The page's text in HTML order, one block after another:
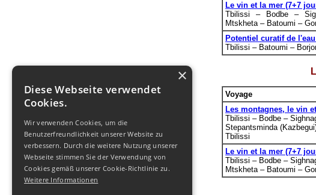
Le vin et la mer (7+7
Tbilissi – Bodbe –
Mtskheta – Batoumi –
Potentiel curatif de
Tbilissi – Batoumi –
Voyage
Les montagnes, le vin
Tbilissi – Bodbe –
Stepantsminda
Tbilissi
Le vin et la mer (7+7
Tbilissi – Bodbe –
Mtskheta – Batoumi –
×
Diese Webseite verwendet
Cookies.
Wir verwenden Cookies, um die
Benutzerfreundlichkeit unserer Website zu
verbessern. Durch die weitere Nutzung unserer
Webseite stimmen Sie der Verwendung von
Cookies gemäß unserer Cookie-Richtlinie zu.
Weitere Informationen